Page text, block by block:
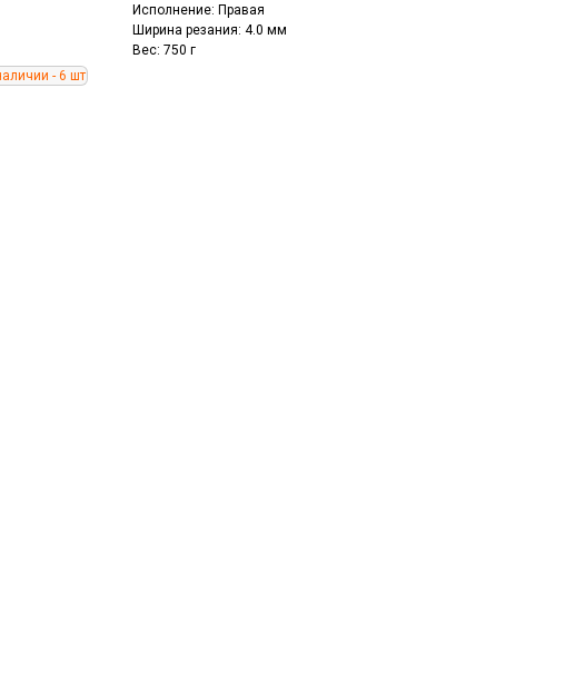
Исполнение: Правая
Ширина резания: 4.0 мм
Вес: 750 г